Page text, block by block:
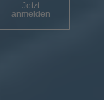
Jetzt
anmelden